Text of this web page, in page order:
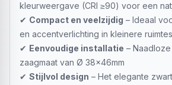
kleurweergave (CRI ≥90) voor een
✔ Compact en veelzijdig – Ideaal
en accentverlichting in kleinere ruimtes
✔ Eenvoudige installatie –
zaagmaat van Ø 38x46mm
✔ Stijlvol design – Het elegante